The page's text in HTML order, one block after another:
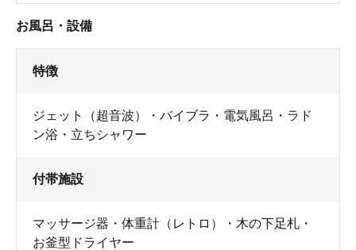
お風呂・設備
特徴
ジェット（超音波）・バイブラ・電気風呂・ラド
ン浴・立ちシャワー
付帯施設
マッサージ器・体重計（レトロ）・木の下足札・
お釜型ドライヤー